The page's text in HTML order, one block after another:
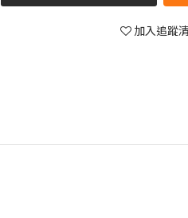
加入追蹤